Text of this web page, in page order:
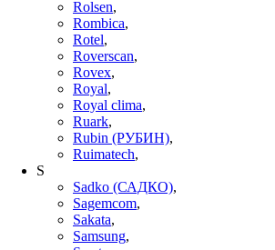
Rolsen,
Rombica,
Rotel,
Roverscan,
Rovex,
Royal,
Royal clima,
Ruark,
Rubin (РУБИН),
Ruimatech,
S
Sadko (САДКО),
Sagemcom,
Sakata,
Samsung,